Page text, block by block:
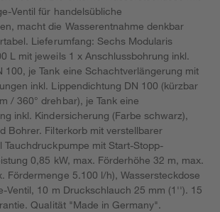
Ventil für handelsübliche
macht die Wasserentnahme denkbar
Lieferumfang: Sechs Modularis
L mit jeweils 1 x Anschlussbohrung inkl.
100, je Tank eine Schachtverlängerung mit
inkl. Lippendichtung DN 100 (kürzbar
/ 360° drehbar), je Tank eine
inkl. Kindersicherung (Farbe schwarz),
Bohrer. Filterkorb mit verstellbarer
Tauchdruckpumpe mit Start-Stopp-
0,85 kW, max. Förderhöhe 32 m, max.
Fördermenge 5.100 l/h), Wassersteckdose
Ventil, 10 m Druckschlauch 25 mm (1''). 15
Qualität "Made in Germany".